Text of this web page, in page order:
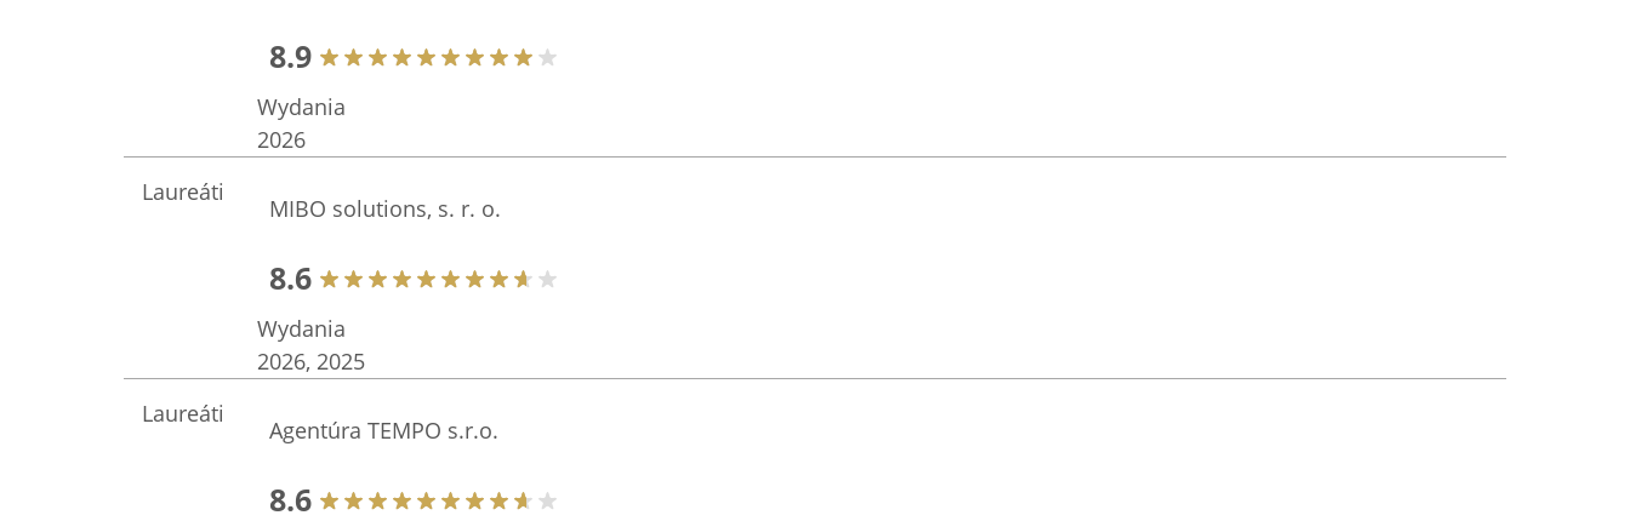
8.9
Wydania
2026
Laureáti
MIBO solutions, s. r. o.
8.6
Wydania
2026, 2025
Laureáti
Agentúra TEMPO s.r.o.
8.6